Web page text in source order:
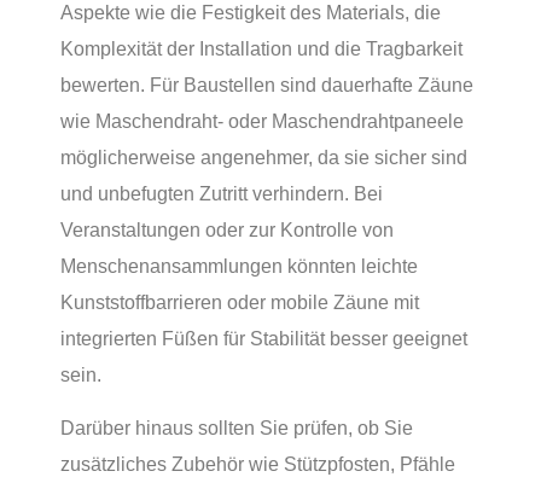
Aspekte wie die Festigkeit des Materials, die
Komplexität der Installation und die Tragbarkeit
bewerten. Für Baustellen sind dauerhafte Zäune
wie Maschendraht- oder Maschendrahtpaneele
möglicherweise angenehmer, da sie sicher sind
und unbefugten Zutritt verhindern. Bei
Veranstaltungen oder zur Kontrolle von
Menschenansammlungen könnten leichte
Kunststoffbarrieren oder mobile Zäune mit
integrierten Füßen für Stabilität besser geeignet
sein.
Darüber hinaus sollten Sie prüfen, ob Sie
zusätzliches Zubehör wie Stützpfosten, Pfähle